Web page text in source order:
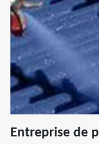
Entreprise de